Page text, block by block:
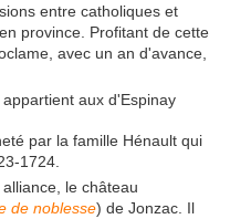
entre catholiques et
province. Profitant de cette
avec un an d'avance,
aux d'Espinay
par la famille Hénault qui
1724.
le château
de noblesse) de Jonzac. Il